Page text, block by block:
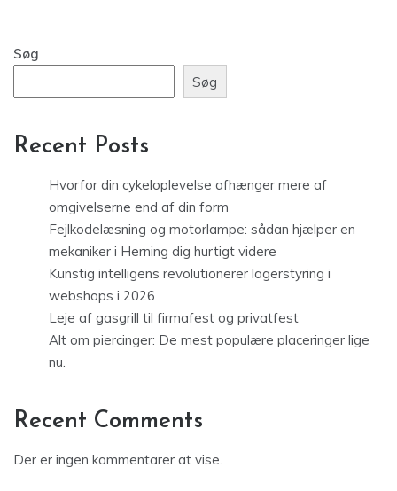
Søg
Søg
Recent Posts
Hvorfor din cykeloplevelse afhænger mere af
omgivelserne end af din form
Fejlkodelæsning og motorlampe: sådan hjælper en
mekaniker i Herning dig hurtigt videre
Kunstig intelligens revolutionerer lagerstyring i
webshops i 2026
Leje af gasgrill til firmafest og privatfest
Alt om piercinger: De mest populære placeringer lige
nu.
Recent Comments
Der er ingen kommentarer at vise.